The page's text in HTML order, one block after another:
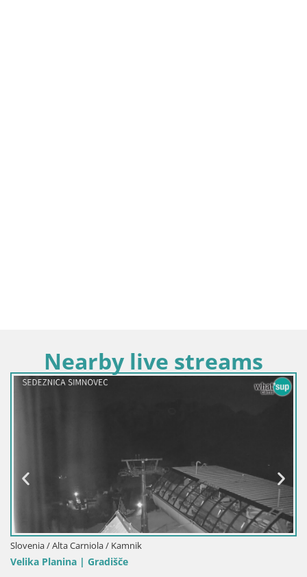
Nearby live streams
Slovenia / Alta Carniola / Kamnik
Velika Planina | Gradišče